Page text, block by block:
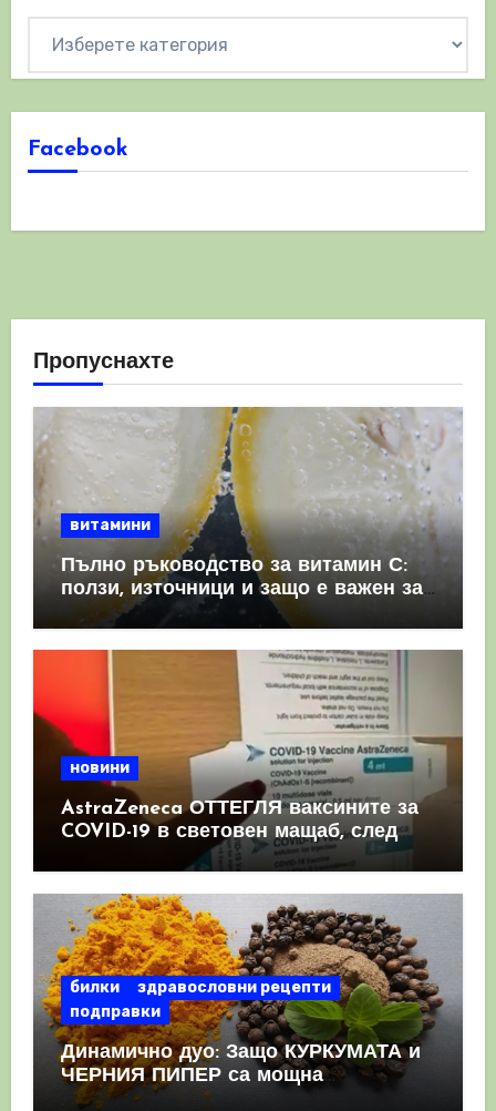
Facebook
Пропуснахте
витамини
Пълно ръководство за витамин С:
ползи, източници и защо е важен за
имунната система
новини
AstraZeneca ОТТЕГЛЯ ваксините за
COVID-19 в световен мащаб, след
като призна, че те причиняват
билки
здравословни рецепти
подправки
Динамично дуо: Защо КУРКУМАТА и
ЧЕРНИЯ ПИПЕР са мощна
комбинация